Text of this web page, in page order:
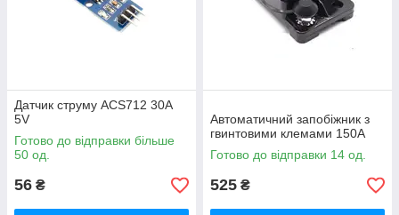
Датчик струму ACS712 30А
5V
Готово до відправки більше
50 од.
56 ₴
Автоматичний запобіжник з
гвинтовими клемами 150A
Готово до відправки 14 од.
525 ₴